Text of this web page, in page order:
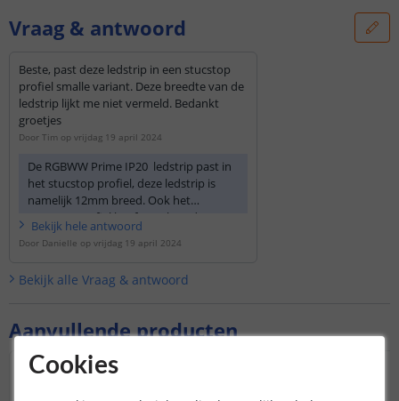
Aanvullende producten
Vraag & antwoord
Beste, past deze ledstrip in een stucstop
profiel smalle variant. Deze breedte van de
ledstrip lijkt me niet vermeld. Bedankt
groetjes
Door Tim op vrijdag 19 april 2024
De RGBWW Prime IP20 ledstrip past in
het stucstop profiel, deze ledstrip is
namelijk 12mm breed. Ook het
stucstop profiel heeft een breedte van
12mm. Zou u kiezen voor een RGBWW
IP65 of IP67 zal dit helaas niet passen,
Bekijk hele antwoord
Door Danielle op vrijdag 19 april 2024
Bekijk alle Vraag & antwoord
Cookies